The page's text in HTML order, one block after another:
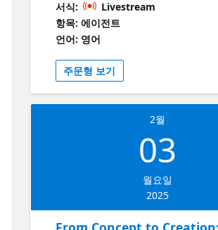
realm of Small Language Models
Alon will highlight why SLMs are
lightweight, efficient AI
demonstrating the Phi3 SLM
and in the cloud. Attendees will
llama2.c, and gain insights into
SLM models for specific needs.
tools and knowledge to adopt
world scenarios. The final session
Alon Fliess in a fireside chat with
developers. This discussion
challenges, patterns, and
integrating AI into software
technologies: Azure OpenAI Azure
Foundry By the end of this
gain valuable insights into how to
utilize Azure OpenAI, laying the
for further exploration and
your own projects.
서식:
Livestream
항목: 에이전트
언어: 영어
주문형 보기
2월
03
월요일
2025